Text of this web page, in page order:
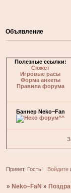
Объявление
Полезные ссылки:
Сюжет
Игровые расы
Форма анкеты
Правила форума
Баннер Neko~Fan
Привет, Гость! Войдите
» Neko~FaN »